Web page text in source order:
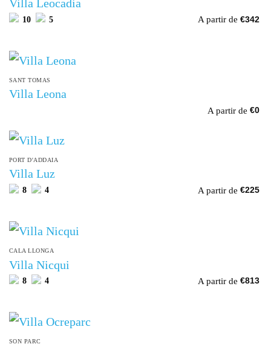
Villa Leocadia
10 5 A partir de €342
SANT TOMAS
Villa Leona
A partir de €0
PORT D'ADDAIA
Villa Luz
8 4 A partir de €225
CALA LLONGA
Villa Nicqui
8 4 A partir de €813
SON PARC